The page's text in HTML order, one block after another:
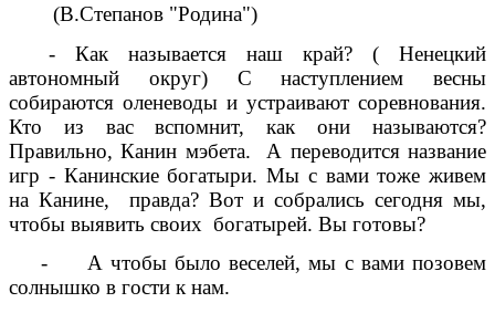
(В.Степанов "Родина")
- Как называется наш край? ( Ненецкий
автономный округ) С наступлением весны
собираются оленеводы и устраивают соревнования.
Кто из вас вспомнит, как они называются?
Правильно, Канин мэбета. А переводится название
игр - Канинские богатыри. Мы с вами тоже живем
на Канине, правда? Вот и собрались сегодня мы,
чтобы выявить своих богатырей. Вы готовы?
- А чтобы было веселей, мы с вами позовем
солнышко в гости к нам.